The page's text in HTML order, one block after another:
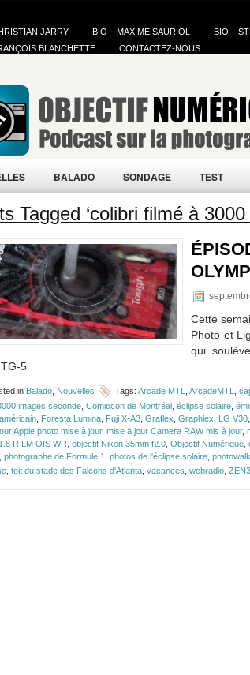
JARRY BIO – MAXIME SAURIOL
BIO –
BLANCHETTE
CONTACTEZ-NOUS
BALADO SONDAGE TEST
Tagged ‘colibri filmé à
Cette
Photo et
qui
5
in Balado Nouvelles Tags: Arcade MTL ArcadeMTL
images seconde Comiccon de Montréal éclipse solaire
Foresta Lumina Fuji X-A3 Graflex Graphlex LG V30
Apple photo mise à jour, mise à jour Camera RAW mis à jour,
R LM OIS WR objectif Nikon 35mm f2.0 Objectif Numérique
photographe de Formule 1 photos de l'éclipse solaire photowalk
toit du stade des Falcons d'Atlanta vacances webradio